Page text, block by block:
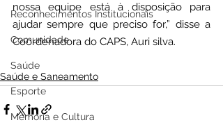
Reconhecimentos Institucionais
Comunidade
Saúde
Esporte
Memória e Cultura
nossa equipe está à disposição para
ajudar sempre que preciso for,” disse a
Coordenadora do CAPS, Auri silva.
Saúde e Saneamento